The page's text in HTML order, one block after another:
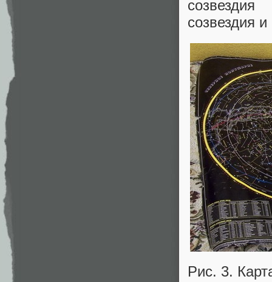
созвездия
Рис. 3.